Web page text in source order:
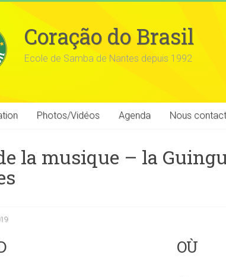
Coração do Brasil
Ecole de Samba de Nantes depuis 1992
Photos/Vidéos Agenda Nous
la musique – la
OÙ